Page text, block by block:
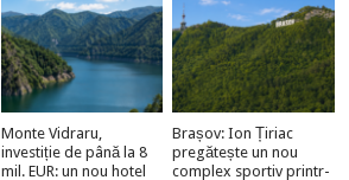
Monte Vidraru,
investiție de până la 8
mil. EUR: un nou hotel
Brașov: Ion Țiriac
pregătește un nou
complex sportiv printr-